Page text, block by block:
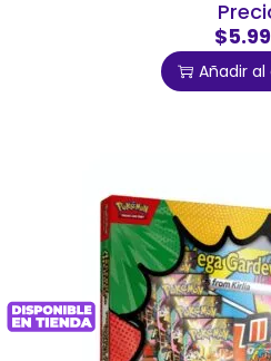
Añadir